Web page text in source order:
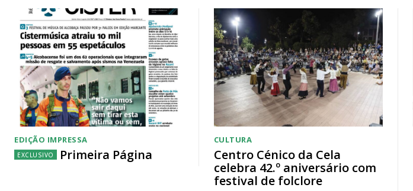
EDIÇÃO IMPRESSA
Primeira Página
CULTURA
Centro Cénico da Cela
celebra 42.º aniversário com
festival de folclore